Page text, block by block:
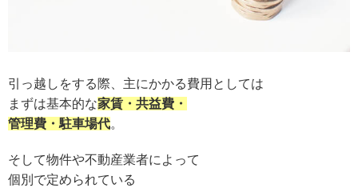
引っ越しをする際、主にかかる費用としては
まずは基本的な家賃・共益費・
管理費・駐車場代。
そして物件や不動産業者によって
個別で定められている